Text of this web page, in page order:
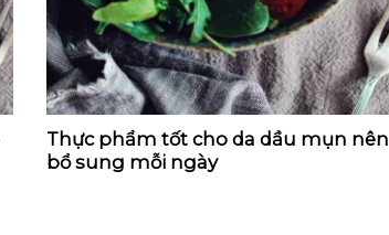
Thực phẩm tốt cho da dầu mụn nên
bổ sung mỗi ngày